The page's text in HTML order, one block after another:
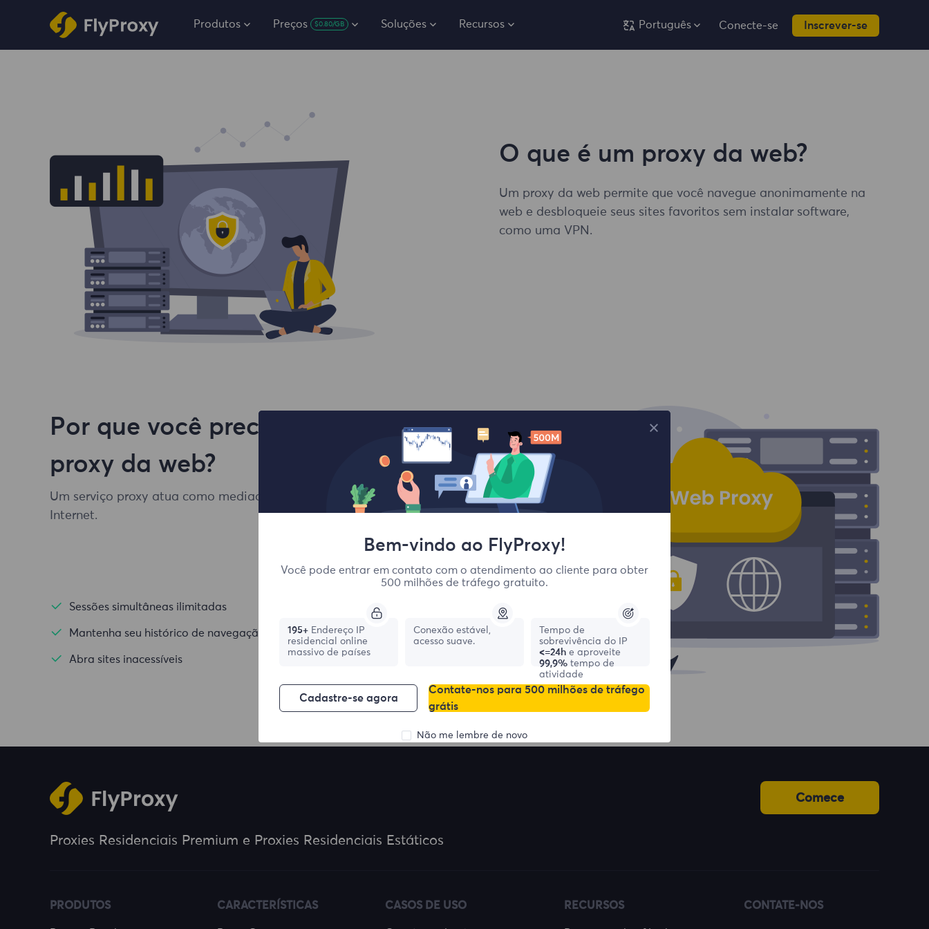
Produtos Preços $0.80/GB Soluções Recursos Português Conecte-se Inscrever-se
O que é um proxy da web?
Um proxy da web permite que você navegue anonimamente na
web e desbloqueie seus sites favoritos sem instalar software,
como uma VPN.
Por que você precisa de um
proxy da web?
Um serviço proxy atua como mediador entre o seu dispositivo e a
Internet.
Sessões simultâneas ilimitadas
Mantenha seu histórico de navegação privado
Abra sites inacessíveis
Proxies Residenciais Premium e Proxies Residenciais Estáticos
Comece
PRODUTOS CARACTERÍSTICAS CASOS DE USO RECURSOS CONTATE-NOS
Bem-vindo ao FlyProxy!
Você pode entrar em contato com o atendimento ao cliente para obter
500 milhões de tráfego gratuito.
195+ Endereço IP
residencial online
massivo de países
Conexão estável,
acesso suave.
Tempo de
sobrevivência do IP
<=24h e aproveite
99,9% tempo de
atividade
Cadastre-se agora
Contate-nos para 500 milhões de tráfego
grátis
Não me lembre de novo